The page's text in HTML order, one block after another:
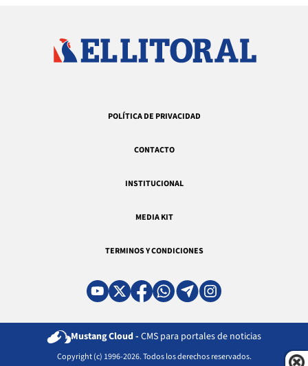
POLÍTICA DE PRIVACIDAD
CONTACTO
INSTITUCIONAL
MEDIA KIT
TERMINOS Y CONDICIONES
Mustang Cloud - CMS para portales de noticias
Copyright (c) 1996-2026. Todos los derechos reservados.